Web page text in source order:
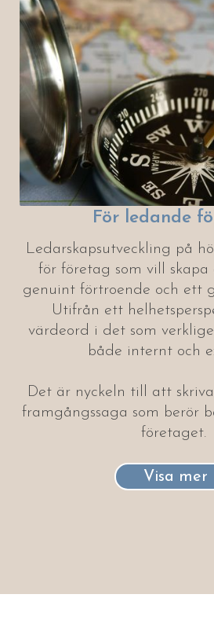
För ledande
Ledarskapsutveckling på
för företag som vill skapa
genuint förtroende och ett
Utifrån ett
värdeord i det som
både internt och
Det är nyckeln till att
framgångssaga som berör
företaget.
Visa mer